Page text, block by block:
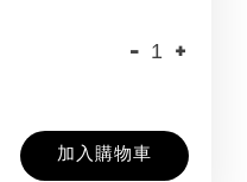
- +
加入購物車